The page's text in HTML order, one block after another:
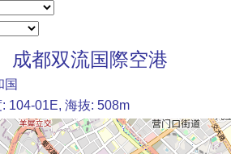
成都双流国際空港
国
104-01E, 海抜: 508m